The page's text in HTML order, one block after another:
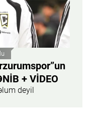
+ VİDEO
deyil